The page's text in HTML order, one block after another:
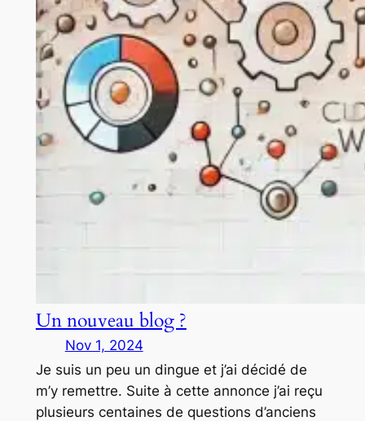
Un nouveau blog ?
Nov 1, 2024
Je suis un peu un dingue et j’ai décidé de
m’y remettre. Suite à cette annonce j’ai reçu
plusieurs centaines de questions d’anciens